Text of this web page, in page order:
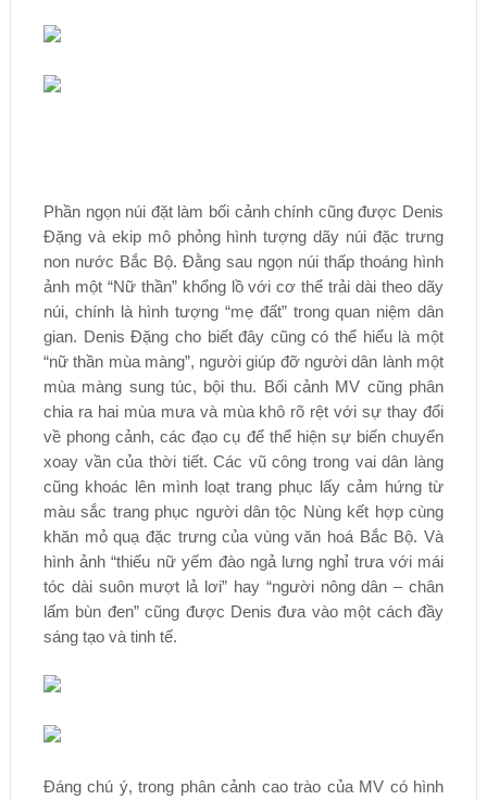
Phần ngọn núi đặt làm bối cảnh chính cũng được Denis
Đặng và ekip mô phỏng hình tượng dãy núi đặc trưng
non nước Bắc Bộ. Đằng sau ngọn núi thấp thoáng hình
ảnh một “Nữ thần” khổng lồ với cơ thể trải dài theo dãy
núi, chính là hình tượng “mẹ đất” trong quan niệm dân
gian. Denis Đặng cho biết đây cũng có thể hiểu là một
“nữ thần mùa màng”, người giúp đỡ người dân lành một
mùa màng sung túc, bội thu. Bối cảnh MV cũng phân
chia ra hai mùa mưa và mùa khô rõ rệt với sự thay đổi
về phong cảnh, các đạo cụ để thể hiện sự biến chuyển
xoay vần của thời tiết. Các vũ công trong vai dân làng
cũng khoác lên mình loạt trang phục lấy cảm hứng từ
màu sắc trang phục người dân tộc Nùng kết hợp cùng
khăn mỏ quạ đặc trưng của vùng văn hoá Bắc Bộ. Và
hình ảnh “thiếu nữ yếm đào ngả lưng nghỉ trưa với mái
tóc dài suôn mượt lả lơi” hay “người nông dân – chân
lấm bùn đen” cũng được Denis đưa vào một cách đầy
sáng tạo và tinh tế.
Đáng chú ý, trong phân cảnh cao trào của MV có hình